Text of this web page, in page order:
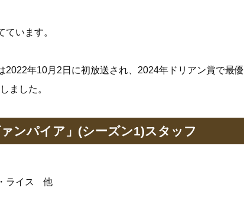
います。
2022年10月2日に初放送され、2024年ドリアン賞で最優
ました。
ンパイア」(シーズン1)スタッフ
ライス 他